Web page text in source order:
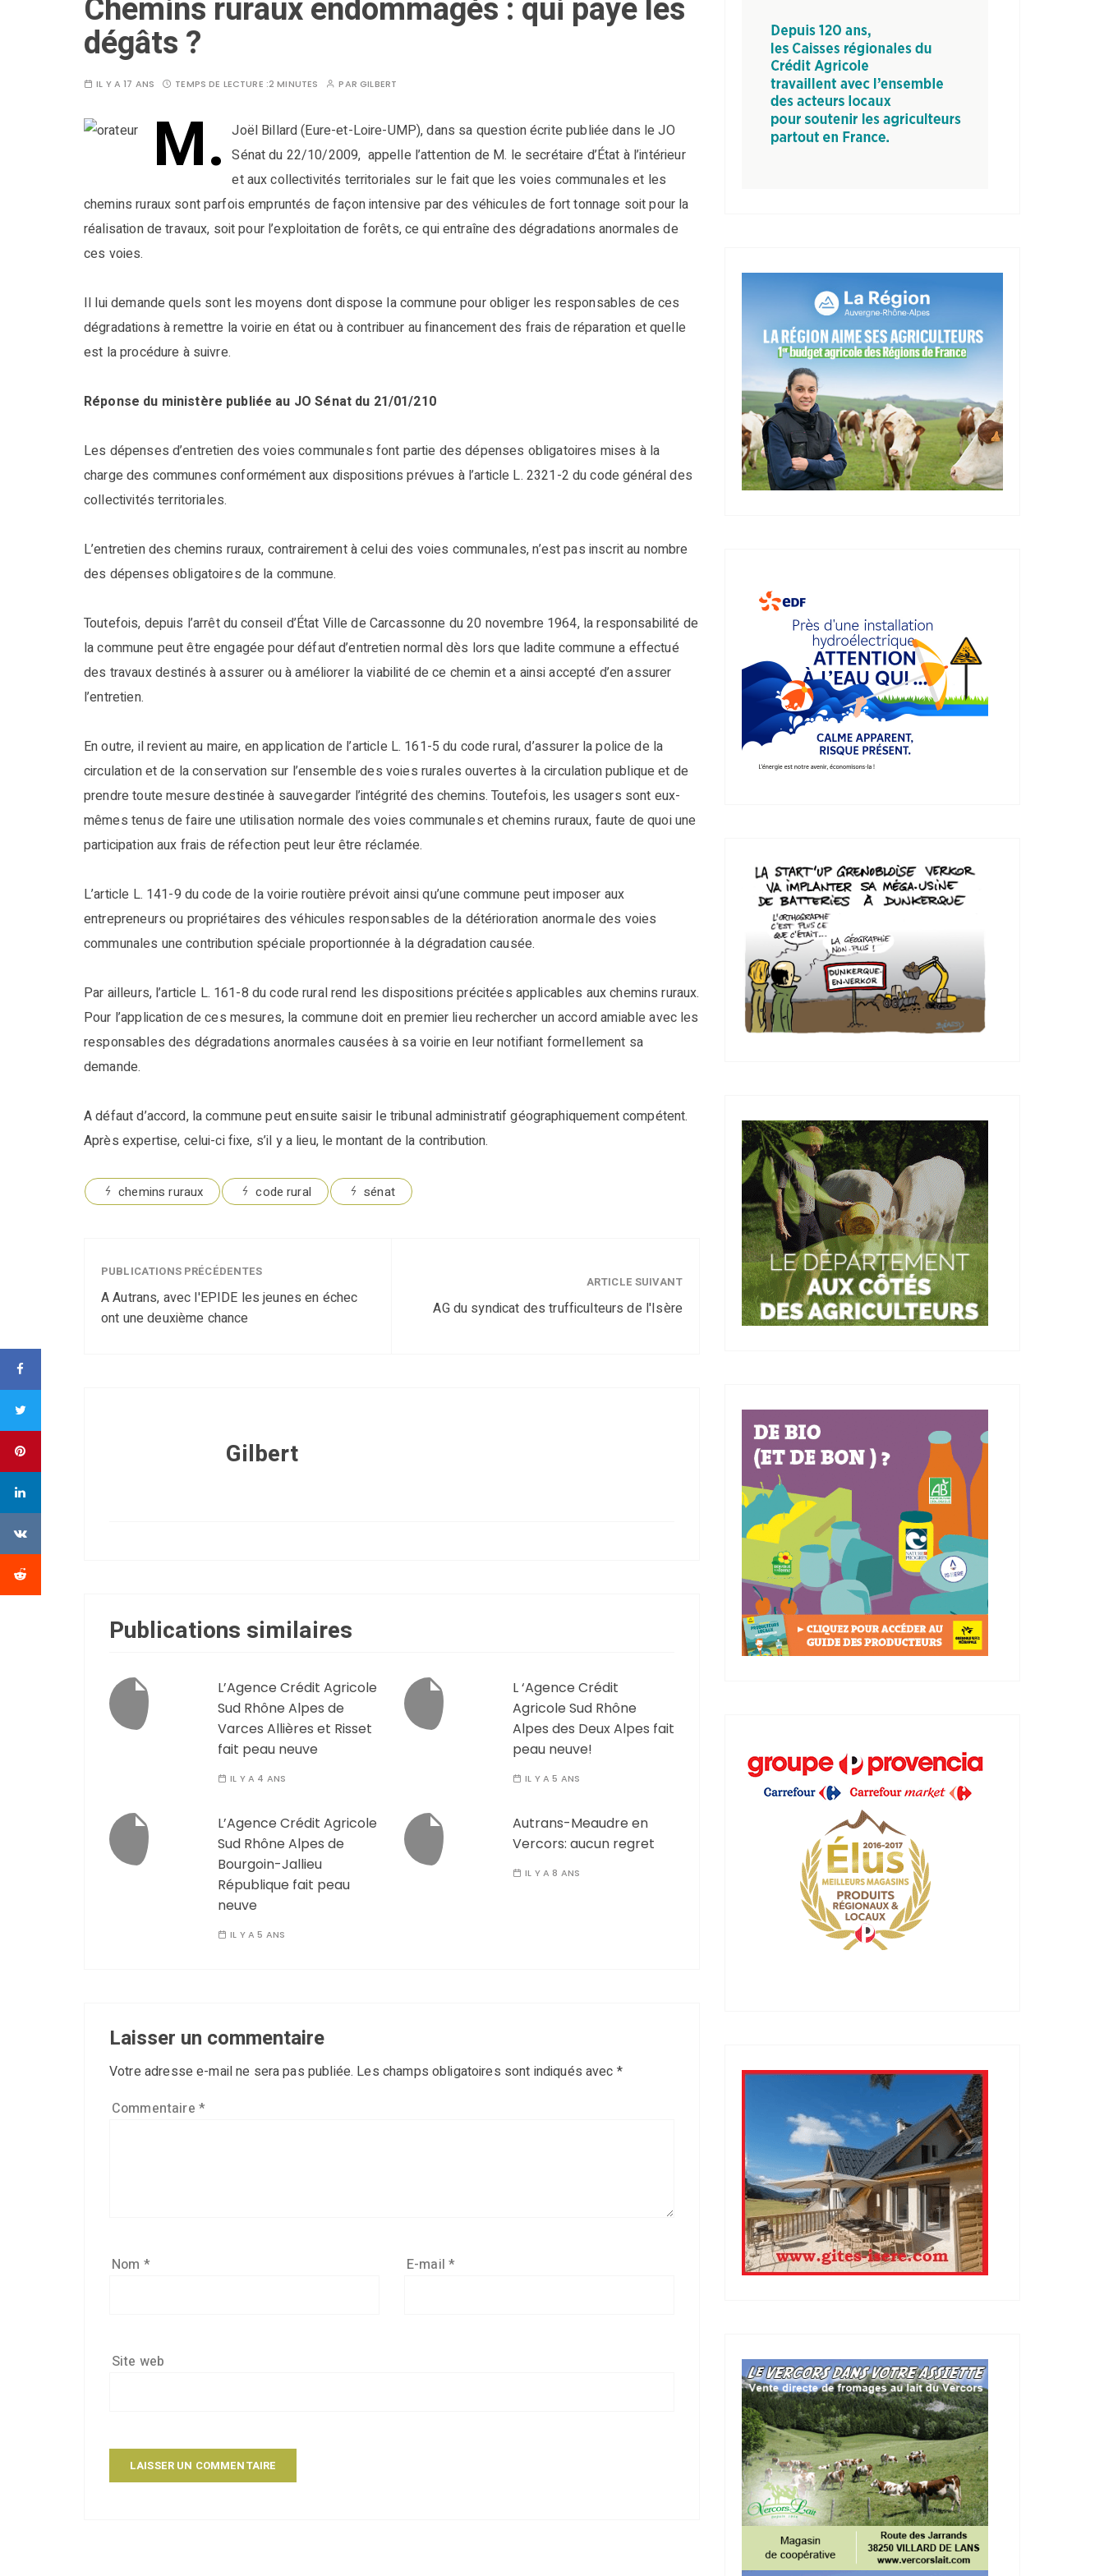
Chemins ruraux endommagés : qui paye les
dégâts ?
IL Y A 17 ANS TEMPS DE LECTURE :2 MINUTES PARGILBERT
M. Joël Billard (Eure-et-Loire-UMP), dans sa question écrite publiée dans le JO
Sénat du 22/10/2009, appelle l’attention de M. le secrétaire d’État à l’intérieur
et aux collectivités territoriales sur le fait que les voies communales et les
chemins ruraux sont parfois empruntés de façon intensive par des véhicules de fort tonnage soit pour la
réalisation de travaux, soit pour l’exploitation de forêts, ce qui entraîne des dégradations anormales de
ces voies.
Il lui demande quels sont les moyens dont dispose la commune pour obliger les responsables de ces
dégradations à remettre la voirie en état ou à contribuer au financement des frais de réparation et quelle
est la procédure à suivre.
Réponse du ministère publiée au JO Sénat du 21/01/210
Les dépenses d’entretien des voies communales font partie des dépenses obligatoires mises à la
charge des communes conformément aux dispositions prévues à l’article L. 2321-2 du code général des
collectivités territoriales.
L’entretien des chemins ruraux, contrairement à celui des voies communales, n’est pas inscrit au nombre
des dépenses obligatoires de la commune.
Toutefois, depuis l’arrêt du conseil d’État Ville de Carcassonne du 20 novembre 1964, la responsabilité de
la commune peut être engagée pour défaut d’entretien normal dès lors que ladite commune a effectué
des travaux destinés à assurer ou à améliorer la viabilité de ce chemin et a ainsi accepté d’en assurer
l’entretien.
En outre, il revient au maire, en application de l’article L. 161-5 du code rural, d’assurer la police de la
circulation et de la conservation sur l’ensemble des voies rurales ouvertes à la circulation publique et de
prendre toute mesure destinée à sauvegarder l’intégrité des chemins. Toutefois, les usagers sont eux-
mêmes tenus de faire une utilisation normale des voies communales et chemins ruraux, faute de quoi une
participation aux frais de réfection peut leur être réclamée.
L’article L. 141-9 du code de la voirie routière prévoit ainsi qu’une commune peut imposer aux
entrepreneurs ou propriétaires des véhicules responsables de la détérioration anormale des voies
communales une contribution spéciale proportionnée à la dégradation causée.
Par ailleurs, l’article L. 161-8 du code rural rend les dispositions précitées applicables aux chemins ruraux.
Pour l’application de ces mesures, la commune doit en premier lieu rechercher un accord amiable avec les
responsables des dégradations anormales causées à sa voirie en leur notifiant formellement sa
demande.
A défaut d’accord, la commune peut ensuite saisir le tribunal administratif géographiquement compétent.
Après expertise, celui-ci fixe, s’il y a lieu, le montant de la contribution.
chemins ruraux code rural sénat
PUBLICATIONS PRÉCÉDENTES
A Autrans, avec l'EPIDE les jeunes en échec
ont une deuxième chance
ARTICLE SUIVANT
AG du syndicat des trufficulteurs de l'Isère
Gilbert
Publications similaires
L’Agence Crédit Agricole
Sud Rhône Alpes de
Varces Allières et Risset
fait peau neuve
IL Y A 4 ANS
L ‘Agence Crédit
Agricole Sud Rhône
Alpes des Deux Alpes fait
peau neuve!
IL Y A 5 ANS
L’Agence Crédit Agricole
Sud Rhône Alpes de
Bourgoin-Jallieu
République fait peau
neuve
IL Y A 5 ANS
Autrans-Meaudre en
Vercors: aucun regret
IL Y A 8 ANS
Laisser un commentaire
Votre adresse e-mail ne sera pas publiée. Les champs obligatoires sont indiqués avec *
Commentaire *
Nom * E-mail*
Site web